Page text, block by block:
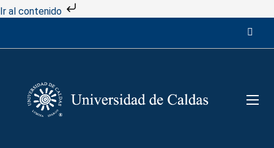
Ir al contenido